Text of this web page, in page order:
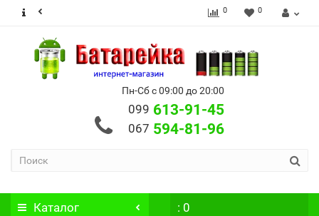
0 0
Пн-Сб с 09:00 до 20:00
099 613-91-45
067 594-81-96
Каталог : 0